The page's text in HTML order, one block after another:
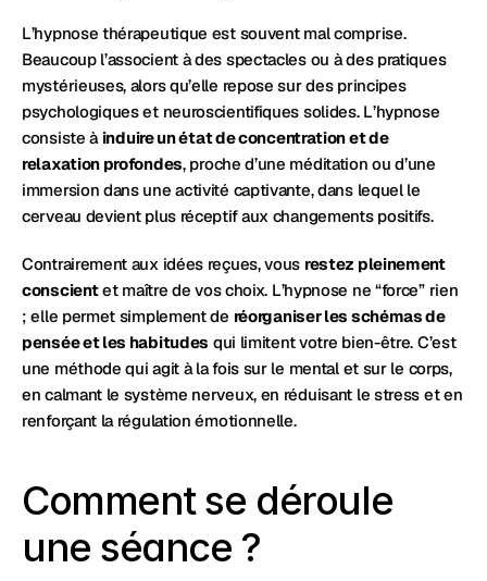
L’hypnose thérapeutique est souvent mal comprise.
Beaucoup l’associent à des spectacles ou à des pratiques
mystérieuses, alors qu’elle repose sur des principes
psychologiques et neuroscientifiques solides. L’hypnose
consiste à induire un état de concentration et de
relaxation profondes, proche d’une méditation ou d’une
immersion dans une activité captivante, dans lequel le
cerveau devient plus réceptif aux changements positifs.
Contrairement aux idées reçues, vous restez pleinement
conscient et maître de vos choix. L’hypnose ne “force” rien
; elle permet simplement de réorganiser les schémas de
pensée et les habitudes qui limitent votre bien-être. C’est
une méthode qui agit à la fois sur le mental et sur le corps,
en calmant le système nerveux, en réduisant le stress et en
renforçant la régulation émotionnelle.
Comment se déroule
une séance ?